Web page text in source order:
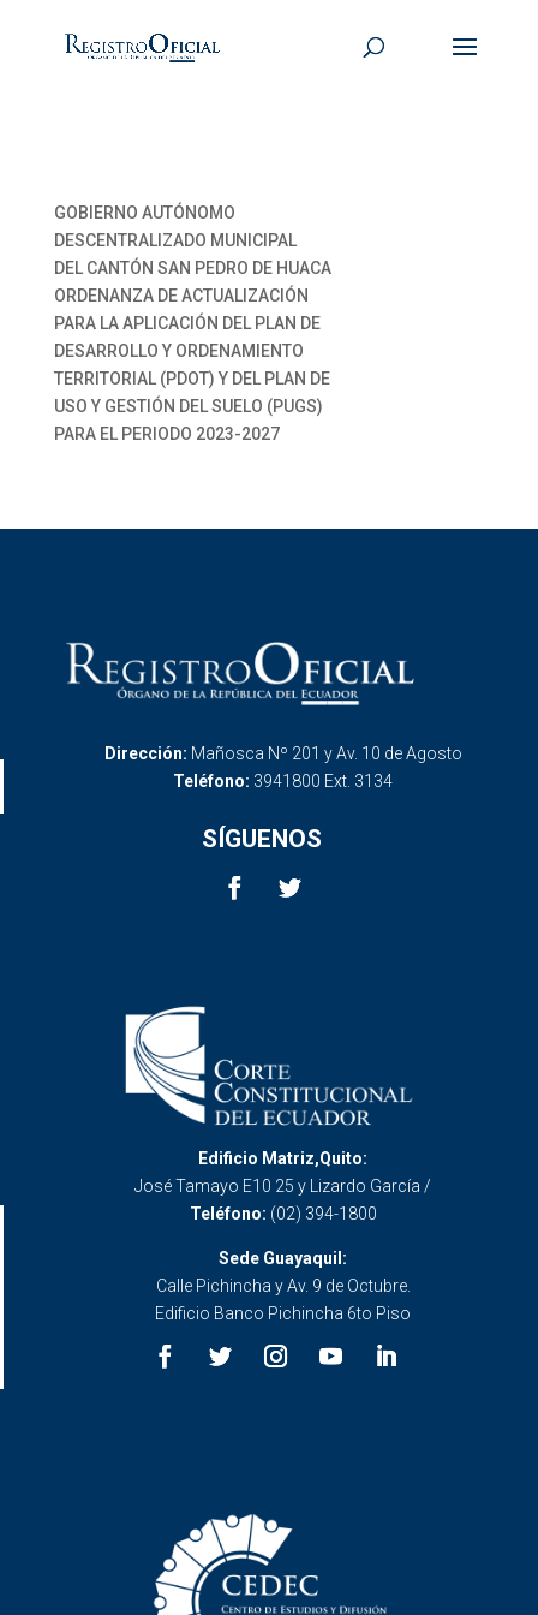
GOBIERNO AUTÓNOMO
DESCENTRALIZADO MUNICIPAL
DEL CANTÓN SAN PEDRO DE HUACA
ORDENANZA DE ACTUALIZACIÓN
PARA LA APLICACIÓN DEL PLAN DE
DESARROLLO Y ORDENAMIENTO
TERRITORIAL (PDOT) Y DEL PLAN DE
USO Y GESTIÓN DEL SUELO (PUGS)
PARA EL PERIODO 2023-2027
Dirección: Mañosca Nº 201 y Av. 10 de Agosto
Teléfono: 3941800 Ext. 3134
SÍGUENOS
Edificio Matriz,Quito:
José Tamayo E10 25 y Lizardo García /
Teléfono: (02) 394-1800
Sede Guayaquil:
Calle Pichincha y Av. 9 de Octubre.
Edificio Banco Pichincha 6to Piso